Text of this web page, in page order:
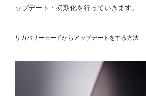
ップデート・初期化を行っていきます。
リカバリーモードからアップデートをする方法